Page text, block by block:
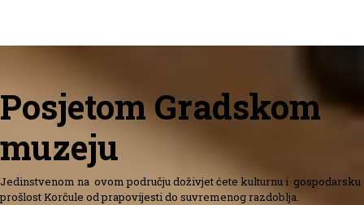
Posjetom Gradskom
muzeju
Jedinstvenom na ovom području doživjet ćete kulturnu i gospodarsku
prošlost Korčule od prapovijesti do suvremenog razdoblja.